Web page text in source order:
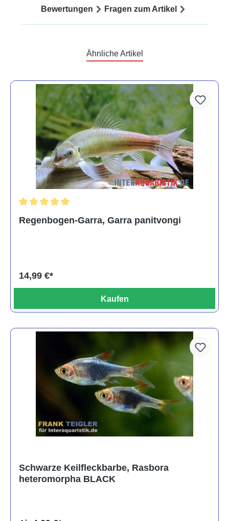
Bewertungen Fragen zum Artikel
Ähnliche Artikel
Regenbogen-Garra, Garra panitvongi
14,99 €*
Kaufen
Schwarze Keilfleckbarbe, Rasbora
heteromorpha BLACK